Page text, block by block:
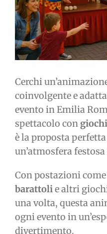
Cerchi
coinvolgente e
evento in Emilia
spettacolo con
è la proposta
un’atmosfera
Con postazioni
barattolie altri
una volta, questa
ogni evento in
divertimento.